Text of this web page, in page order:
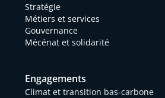
Stratégie
Métiers et services
Gouvernance
Mécénat et solidarité
Engagements
Climat et transition bas-carbone